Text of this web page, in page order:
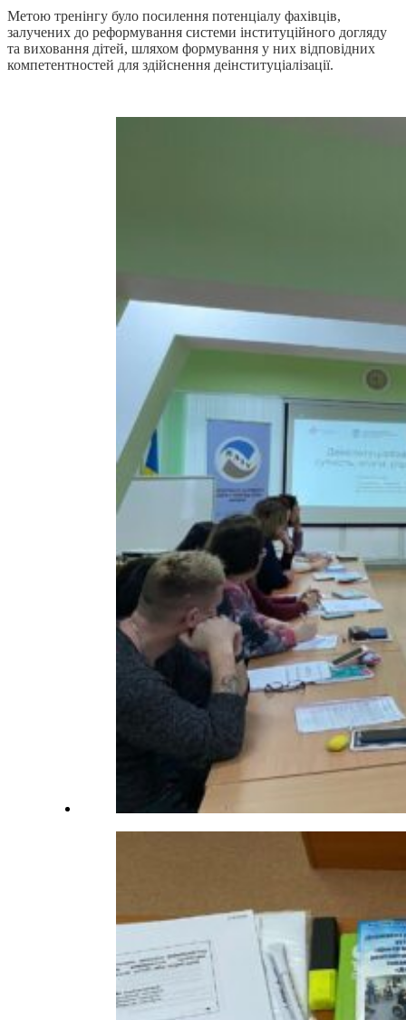
Метою тренінгу було посилення потенціалу фахівців,
залучених до реформування системи інституційного догляду
та виховання дітей, шляхом формування у них відповідних
компетентностей для здійснення деінституціалізації.